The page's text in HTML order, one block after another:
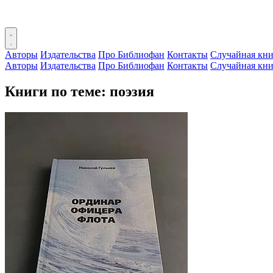
Авторы Издательства Про Библиофан Контакты Случайная
Авторы Издательства Про Библиофан Контакты Случайная
Книги по теме: поэзия